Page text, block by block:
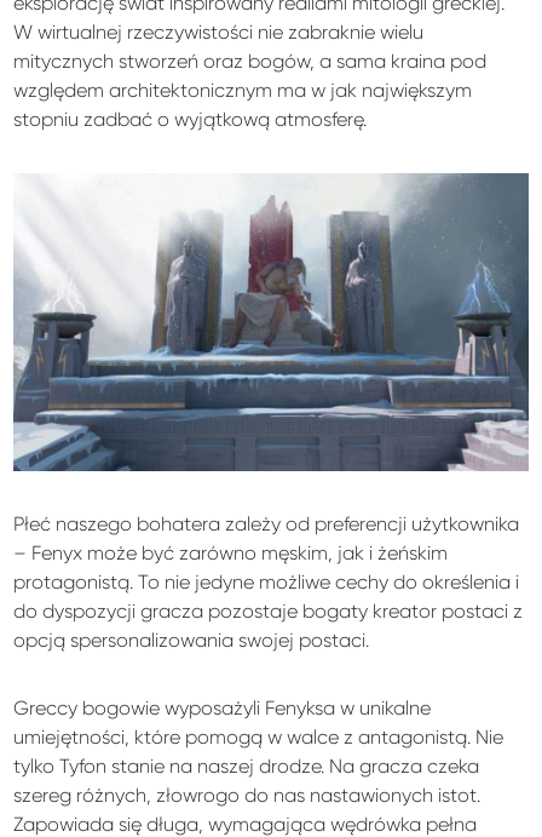
W wirtualnej rzeczywistości nie zabraknie wielu
mitycznych stworzeń oraz bogów, a sama kraina pod
względem architektonicznym ma w jak największym
stopniu zadbać o wyjątkową atmosferę.
Płeć naszego bohatera zależy od preferencji użytkownika
– Fenyx może być zarówno męskim, jak i żeńskim
protagonistą. To nie jedyne możliwe cechy do określenia i
do dyspozycji gracza pozostaje bogaty kreator postaci z
opcją spersonalizowania swojej postaci.
Greccy bogowie wyposażyli Fenyksa w unikalne
umiejętności, które pomogą w walce z antagonistą. Nie
tylko Tyfon stanie na naszej drodze. Na gracza czeka
szereg różnych, złowrogo do nas nastawionych istot.
Zapowiada się długa, wymagająca wędrówka pełna